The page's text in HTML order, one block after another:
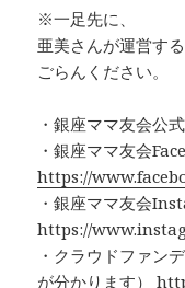
※一足先に、
亜美さんが運営す
ごらんください。
・銀座ママ友会
・銀座ママ友会
https://
・銀座ママ友会
https://
・ クラウドファン
が分かります）